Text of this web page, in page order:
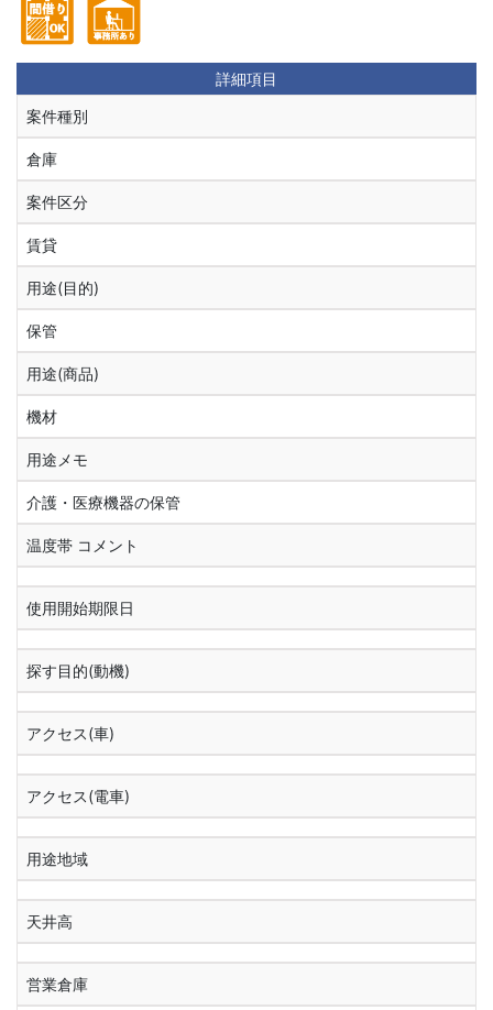
詳細項目
案件種別
倉庫
案件区分
賃貸
用途(目的)
保管
用途(商品)
機材
用途メモ
介護・医療機器の保管
温度帯 コメント
使用開始期限日
探す目的(動機)
アクセス(車)
アクセス(電車)
用途地域
天井高
営業倉庫